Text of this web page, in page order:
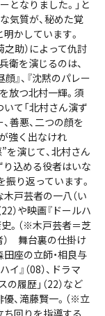
となりました。」と
気質が、秘めた覚
かしています。
之助）によって仇討
衛を演じるのは、
顔』、『沈黙のパレー
放つ北村一輝。須
て「北村さん演ず
善悪、二つの顔を
が強く出なけれ
を演じて、北村さん
込める役者はいな
振り返っています。
戸芸者の一八（い
22）や映画『ドールハ
史。（※木戸芸者＝芝
） 舞台裏の仕掛け
田座の立師・相良与
』（08）、ドラマ
の履歴」（22）など
、滝藤賢一。（※立
回りを指導する